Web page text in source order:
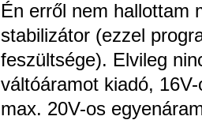
Én erről nem hallottam
stabilizátor (ezzel
feszültsége). Elvileg
váltóáramot kiadó,
max. 20V-os